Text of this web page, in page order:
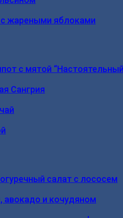
жареными яблоками
с мятой
Сангрия
салат с лососем
авокадо и кочудяном